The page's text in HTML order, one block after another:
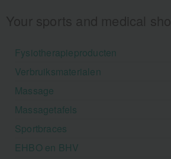
Fysiotherapieproducten
Verbruiksmaterialen
Massage
Massagetafels
Sportbraces
EHBO en BHV